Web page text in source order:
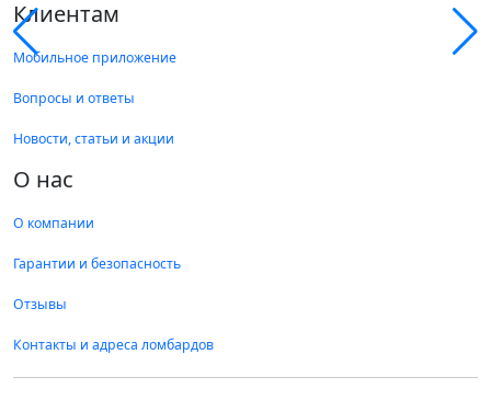
Клиентам
Мобильное приложение
Вопросы и ответы
Новости, статьи и акции
О нас
О компании
Гарантии и безопасность
Отзывы
Контакты и адреса ломбардов